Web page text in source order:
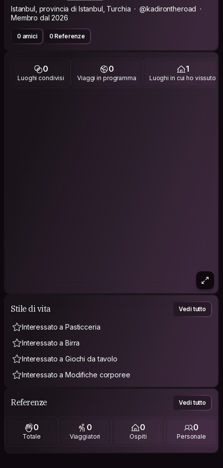
Istanbul, provincia di Istanbul, Turchia
@kadirontheroad
Membro dal 2026
0 amici 0 Referenze
0
Luoghi condivisi
0
Viaggi in programma
1
Luoghi in cui ho vissuto
Stile di vita Vedi tutto
Interessato a Pasticceria
Interessato a Birra
Interessato a Giochi da tavolo
Interessato a Modifiche corporee
Referenze Vedi tutto
0
Totale
0
Viaggiatori
0
Ospiti
0
Personale